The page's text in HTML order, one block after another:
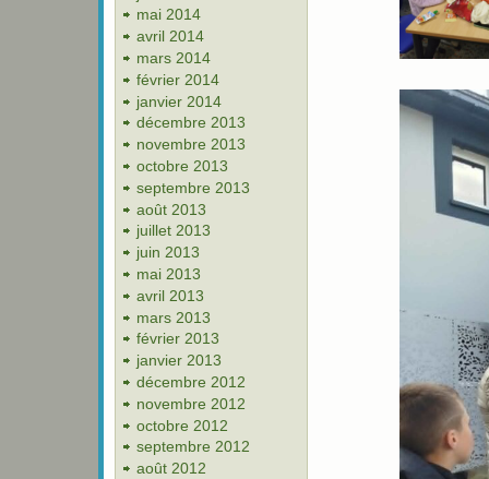
mai 2014
avril 2014
mars 2014
février 2014
janvier 2014
décembre 2013
novembre 2013
octobre 2013
septembre 2013
août 2013
juillet 2013
juin 2013
mai 2013
avril 2013
mars 2013
février 2013
janvier 2013
décembre 2012
novembre 2012
octobre 2012
septembre 2012
août 2012